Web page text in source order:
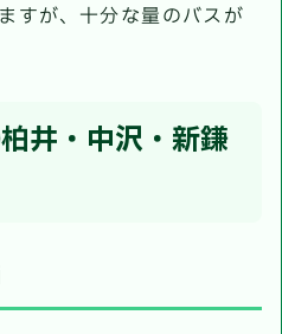
すが、十分な量のバスが
井・中沢・新鎌